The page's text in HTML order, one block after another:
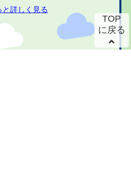
と詳しく見る
TOP
に戻る